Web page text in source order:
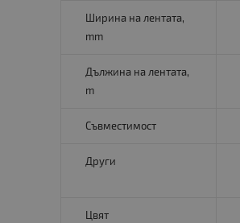
Ширина на лентата,
mm
Дължина на лентата,
m
Съвместимост
Други
Цвят